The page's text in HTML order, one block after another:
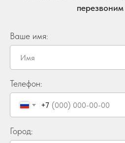
Ваше имя:
Телефон:
+7
Город: